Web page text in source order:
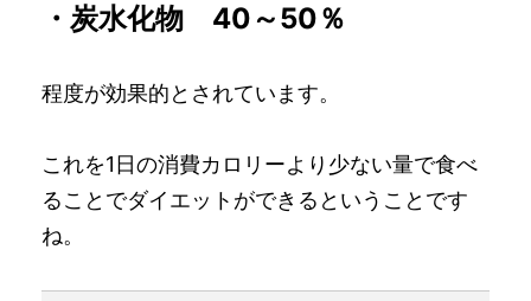
・炭水化物 40～50％
程度が効果的とされています。
これを1日の消費カロリーより少ない量で食べ
ることでダイエットができるということです
ね。